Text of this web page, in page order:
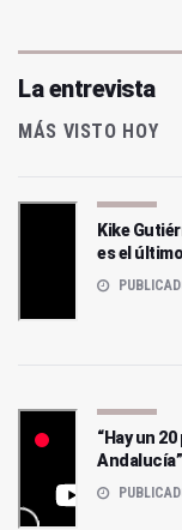
La entrevista
MÁS VISTO HOY
Kike
es el
“Hay un
Andalucía”